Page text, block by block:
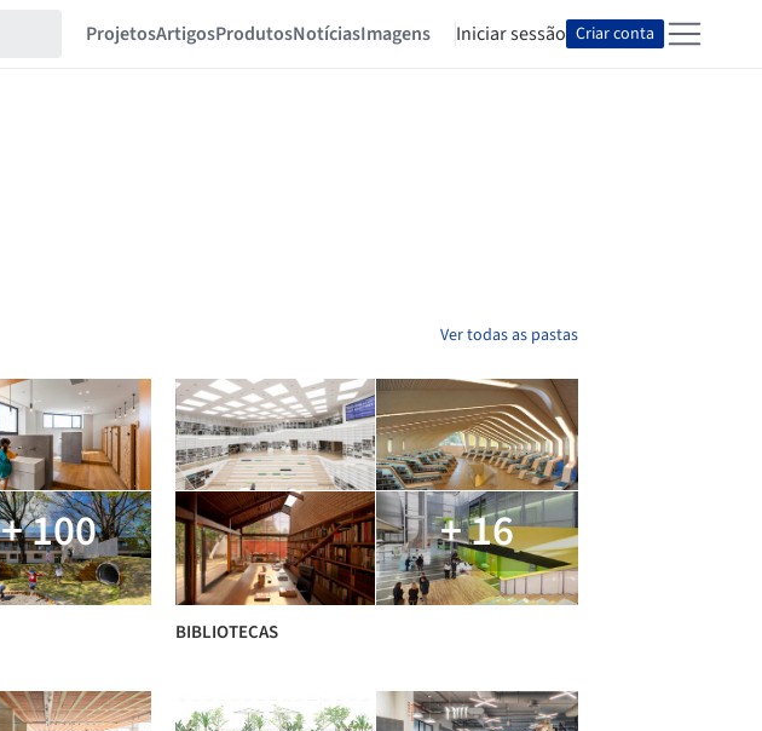
ProjetosArtigosProdutosNotíciasImagens Iniciar sessão Criar conta
Ver todas as pastas
+ 100 + 16
BIBLIOTECAS